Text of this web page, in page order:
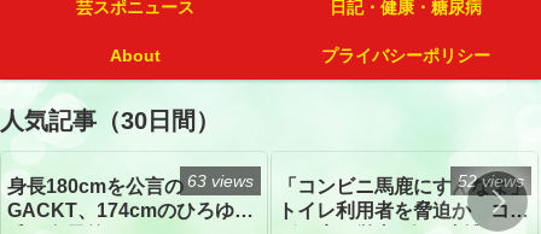
芸スポニュース 日記・健康・糖尿病
About プライバシーポリシー
人気記事（30日間）
身長180cmを公言の
GACKT、174cmのひろゆき
63 views
「コンビニ馬鹿にすんなよ」
トイレ利用者を脅迫か コン
52 views